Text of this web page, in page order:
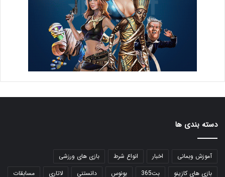
دسته بندی ها
آموزش وبمانی اخبار انواع شرط
بازی های ورزشی
بازی های کازینو
بت365 بونوس دانستنی لاتاری
مسابقات